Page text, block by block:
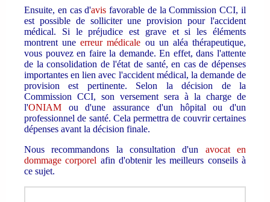
Ensuite, en cas d'avisfavorable de la Commission CCI, il
est possible de solliciter une provision pour l'accident
médical. Si le préjudice est grave et si les éléments
montrent uneerreur médicale ou un aléa thérapeutique,
vous pouvez en faire la demande. En effet, dans l'attente
de la consolidation de l'état de santé, en cas de dépenses
importantes en lien avec l'accident médical, la demande de
provision est pertinente. Selon la décision de la
Commission CCI, son versement sera à la charge de
l'ONIAM ou d'une assurance d'un hôpital ou d'un
professionnel de santé. Cela permettra de couvrir certaines
dépenses avant la décision finale.
Nous recommandons la consultation d'un avocat en
dommage corporel afin d'obtenir les meilleurs conseils à
ce sujet.